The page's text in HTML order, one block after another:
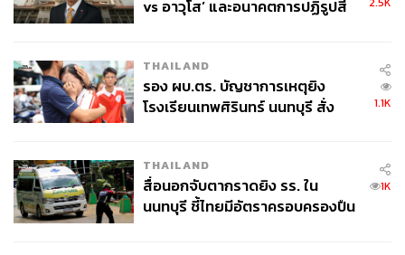
vs อาวุโส’ และอนาคตการปฏิรูปสี
THAILAND
รอง ผบ.ตร. บัญชาการเหตุยิง
โรงเรียนเทพศิรินทร์ นนทบุรี สั่ง
1.1K
THAILAND
สื่อนอกจับตากราดยิง รร. ใน
นนทบุรี ชี้ไทยมีอัตราครอบครองปืน
1K